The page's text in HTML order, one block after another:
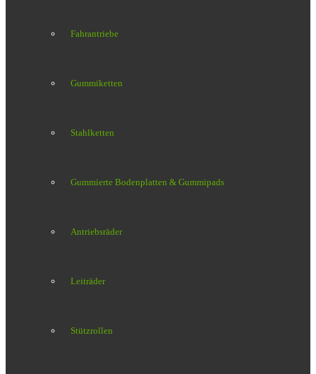
Fahrantriebe
Gummiketten
Stahlketten
Gummierte Bodenplatten & Gummipads
Antriebsräder
Leiträder
Stützrollen